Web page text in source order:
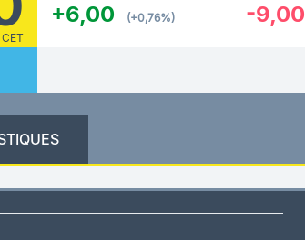
+6,00 (+0,76%) -9,00